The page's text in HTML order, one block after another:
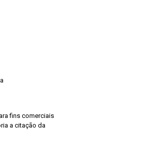
fins comerciais
a citação da